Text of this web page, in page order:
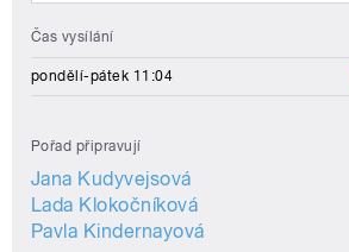
Čas vysílání
pondělí-pátek 11:04
Pořad připravují
Jana Kudyvejsová
Lada Klokočníková
Pavla Kindernayová